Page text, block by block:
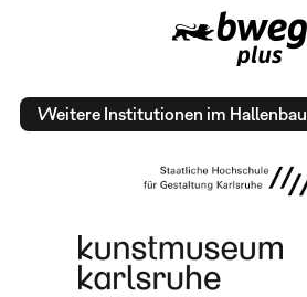
Weitere Institutionen im Hallenbau